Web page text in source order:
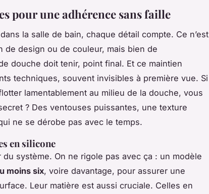
pour une adhérence sans faille
la salle de bain, chaque détail compte. Ce n’est
de design ou de couleur, mais bien de
douche doit tenir, point final. Et ce maintien
techniques, souvent invisibles à première vue. Si
lamentablement au milieu de la douche, vous
? Des ventouses puissantes, une texture
ne se dérobe pas avec le temps.
en silicone
système. On ne rigole pas avec ça : un modèle
moins six, voire davantage, pour assurer une
Leur matière est aussi cruciale. Celles en